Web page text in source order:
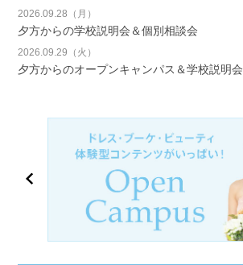
2026.09.28（月）
夕方からの学校説明会＆個別相談会
2026.09.29（火）
夕方からのオープンキャンパス＆学校説明会